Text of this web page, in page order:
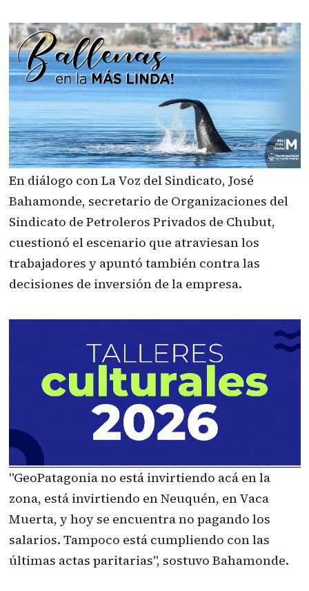
En diálogo con La Voz del Sindicato, José
Bahamonde, secretario de Organizaciones del
Sindicato de Petroleros Privados de Chubut,
cuestionó el escenario que atraviesan los
trabajadores y apuntó también contra las
decisiones de inversión de la empresa.
"GeoPatagonia no está invirtiendo acá en la
zona, está invirtiendo en Neuquén, en Vaca
Muerta, y hoy se encuentra no pagando los
salarios. Tampoco está cumpliendo con las
últimas actas paritarias", sostuvo Bahamonde.